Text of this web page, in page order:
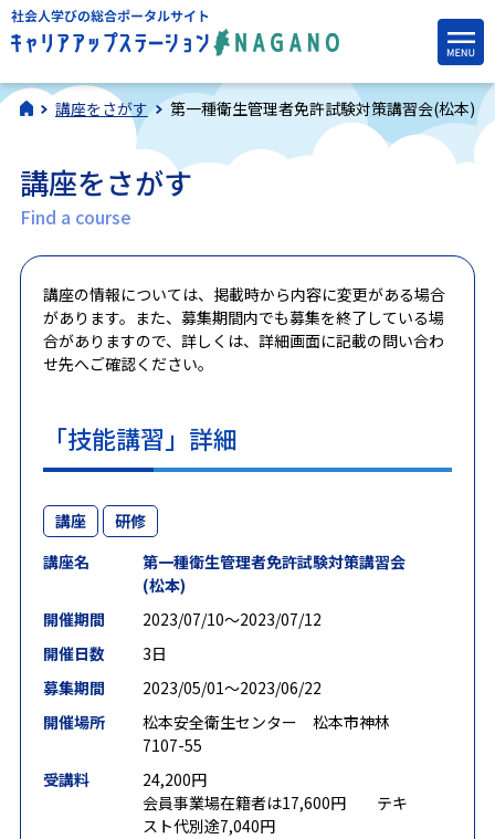
講座をさがす 第一種衛生管理者免許試験対策講習会(松本)
講座をさがす
Find a course
講座の情報については、掲載時から内容に変更がある場合
があります。また、募集期間内でも募集を終了している場
合がありますので、詳しくは、詳細画面に記載の問い合わ
せ先へご確認ください。
「技能講習」詳細
講座
研修
講座名
第一種衛生管理者免許試験対策講習会
(松本)
開催期間
2023/07/10〜2023/07/12
開催日数
3日
募集期間
2023/05/01〜2023/06/22
開催場所
松本安全衛生センター 松本市神林
7107-55
受講料
24,200円
会員事業場在籍者は17,600円 テキ
スト代別途7,040円